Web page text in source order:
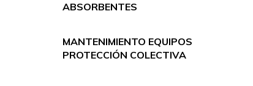
ABSORBENTES
MANTENIMIENTO EQUIPOS
PROTECCIÓN COLECTIVA